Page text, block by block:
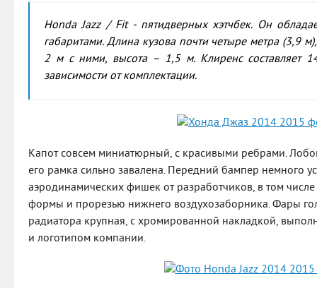
Honda Jazz / Fit - пятидверных хэтчбек. Он
габаритами. Длина кузова почти четыре метра (3,9
2 м с ними, высота – 1,5 м. Клиренс составляет
зависимости от комплектации.
Капот совсем миниатюрный, с красивыми ребрами.
его рамка сильно завалена. Передний бампер немного
аэродинамических фишек от разработчиков, в том
формы и прорезью нижнего воздухозаборника. Фары
радиатора крупная, с хромированной накладкой,
и логотипом компании.